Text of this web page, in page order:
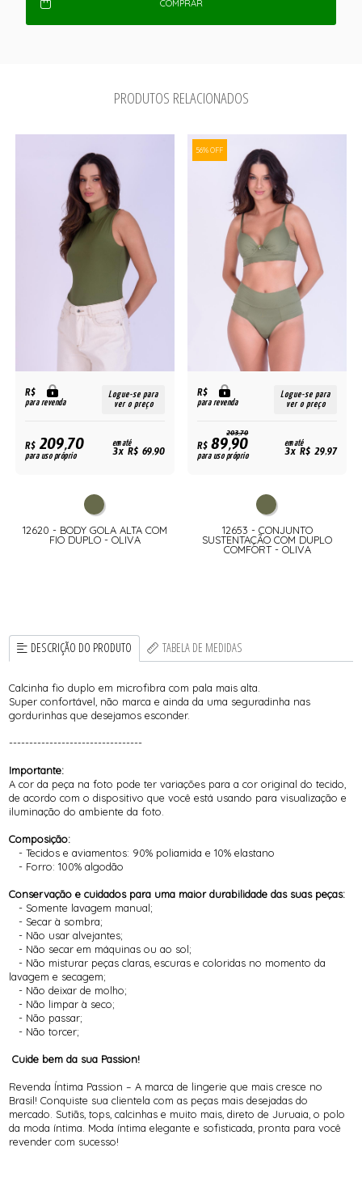
COMPRAR
PRODUTOS RELACIONADOS
R$
para revenda
Logue-se para
ver o preço
R$209,70
para uso próprio
em até
3x R$ 69,90
12620 - BODY GOLA ALTA COM
FIO DUPLO - OLIVA
56% OFF
R$
para revenda
Logue-se para
ver o preço
203,70
R$89,90
para uso próprio
em até
3x R$ 29,97
12653 - CONJUNTO
SUSTENTAÇÃO COM DUPLO
COMFORT - OLIVA
DESCRIÇÃO DO PRODUTO TABELA DE MEDIDAS
Calcinha fio duplo em microfibra com pala mais alta.
Super confortável, não marca e ainda da uma seguradinha nas
gordurinhas que desejamos esconder.
---------------------------------
Importante:
A cor da peça na foto pode ter variações para a cor original do tecido,
de acordo com o dispositivo que você está usando para visualização e
iluminação do ambiente da foto.
Composição:
- Tecidos e aviamentos: 90% poliamida e 10% elastano
- Forro: 100% algodão
Conservação e cuidados para uma maior durabilidade das suas peças:
- Somente lavagem manual;
- Secar à sombra;
- Não usar alvejantes;
- Não secar em máquinas ou ao sol;
- Não misturar peças claras, escuras e coloridas no momento da
lavagem e secagem;
- Não deixar de molho;
- Não limpar à seco;
- Não passar;
- Não torcer;
Cuide bem da sua Passion!
Revenda Íntima Passion – A marca de lingerie que mais cresce no
Brasil! Conquiste sua clientela com as peças mais desejadas do
mercado. Sutiãs, tops, calcinhas e muito mais, direto de Juruaia, o polo
da moda íntima. Moda íntima elegante e sofisticada, pronta para você
revender com sucesso!